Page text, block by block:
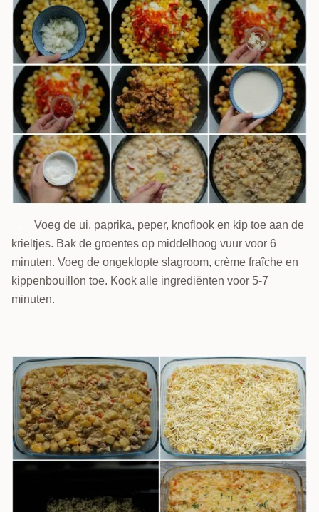
Voeg de ui, paprika, peper, knoflook en kip toe aan de
krieltjes. Bak de groentes op middelhoog vuur voor 6
minuten. Voeg de ongeklopte slagroom, crème fraîche en
kippenbouillon toe. Kook alle ingrediënten voor 5-7
minuten.